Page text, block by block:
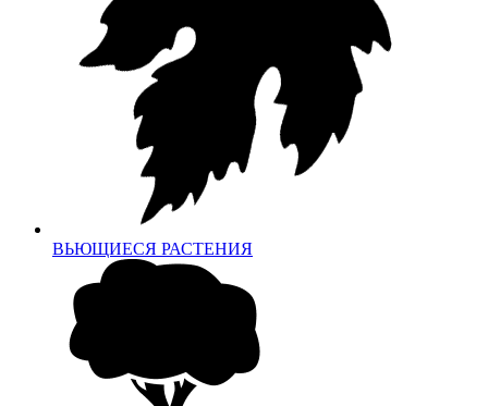
ВЬЮЩИЕСЯ РАСТЕНИЯ